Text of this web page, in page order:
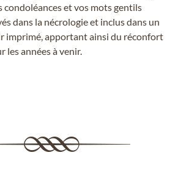
condoléances et vos mots gentils
dans la nécrologie et inclus dans un
imprimé, apportant ainsi du réconfort
les années à venir.